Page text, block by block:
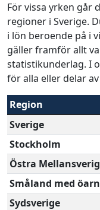
För vissa yrken går
regioner i Sverige.
i lön beroende på i
gäller framför allt
statistikunderlag. I
för alla eller delar
Region
Sverige
Stockholm
Östra
Småland med
Sydsverige